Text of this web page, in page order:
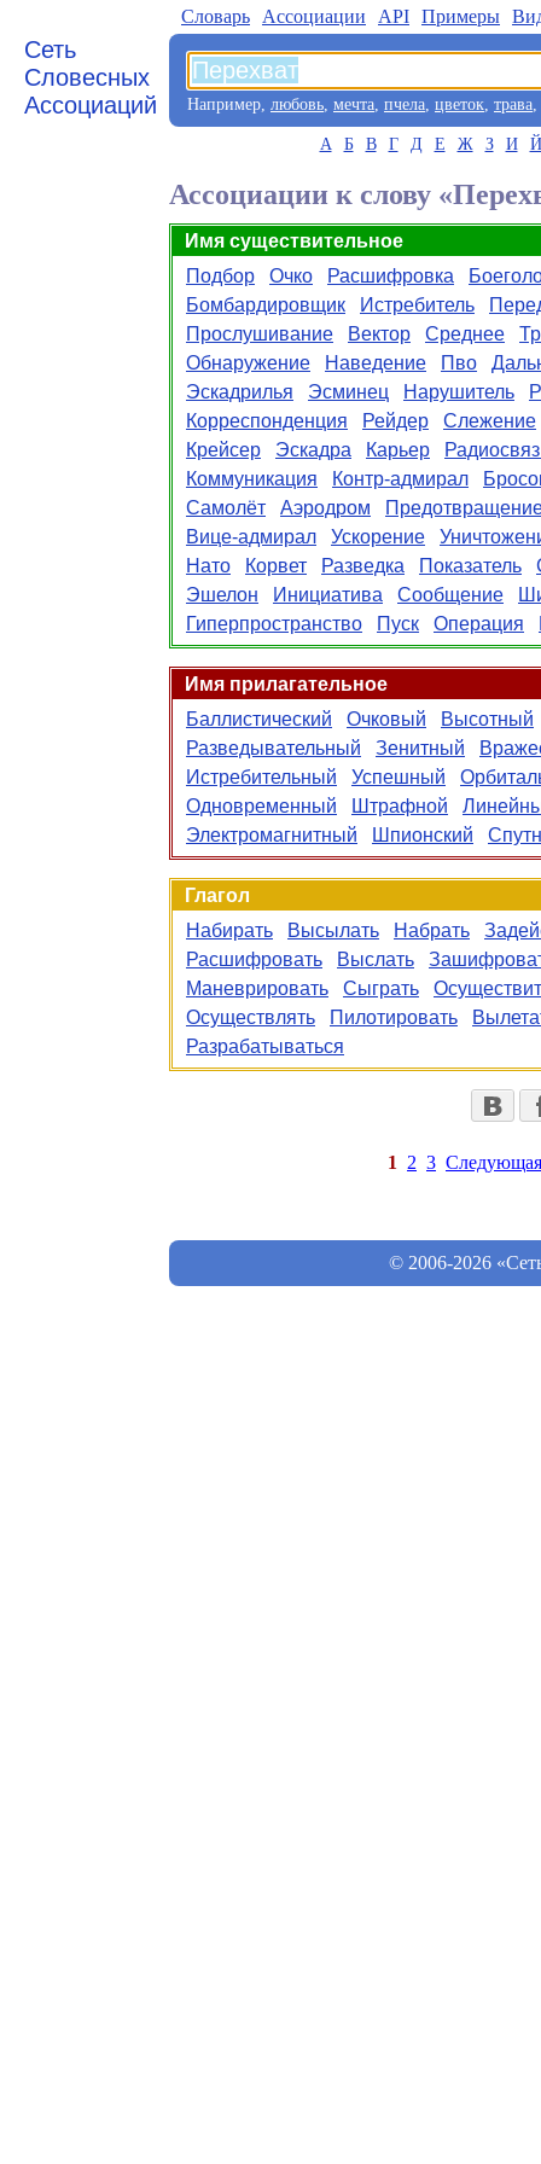
Сеть
Словесных
Ассоциаций
Словарь Aссоциации API Примеры
Например, любовь, мечта, пчела, цветок, трава,
А Б В Г Д Е Ж З И Й
Ассоциации к слову
Имя существительное
Подбор
Очко Расшифровка
Бомбардировщик
Истребитель
Прослушивание
Вектор Среднее
Обнаружение
Наведение Пво
Эскадрилья
Эсминец Нарушитель
Корреспонденция
Рейдер
Слежение
Крейсер
Эскадра Карьер
Коммуникация
Контр-адмирал
Самолёт
Аэродром
Вице-адмирал
Ускорение
Нато
Корвет Разведка Показатель
Эшелон
Инициатива Сообщение
Гиперпространство
Пуск Операция
Имя прилагательное
Баллистический
Очковый
Высотный
Разведывательный
Зенитный
Истребительный
Успешный
Одновременный
Штрафной
Электромагнитный
Шпионский
Глагол
Набирать
Высылать Набрать
Расшифровать
Выслать
Маневрировать
Сыграть
Осуществлять
Пилотировать
Разрабатываться
1 2 3 Следующая
© 2006-2026